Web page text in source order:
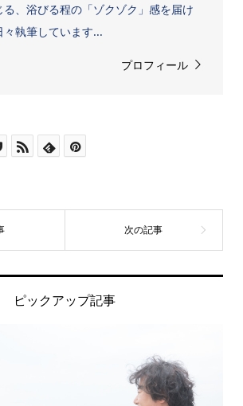
る、浴びる程の「ゾクゾク」感を届け
々執筆しています...
プロフィール
ピックアップ記事